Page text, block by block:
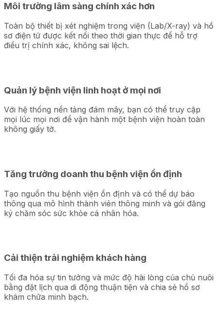
Môi trường lâm sàng chính xác hơn
Toàn bộ thiết bị xét nghiệm trong viện (Lab/X-ray) và hồ
sơ điện tử được kết nối theo thời gian thực để hỗ trợ
điều trị chính xác, không sai lệch.
Quản lý bệnh viện linh hoạt ở mọi nơi
Với hệ thống nền tảng đám mây, bạn có thể truy cập
mọi lúc mọi nơi để vận hành một bệnh viện hoàn toàn
không giấy tờ.
Tăng trưởng doanh thu bệnh viện ổn định
Tạo nguồn thu bệnh viện ổn định và có thể dự báo
thông qua mô hình thành viên thông minh và gói đăng
ký chăm sóc sức khỏe cá nhân hóa.
Cải thiện trải nghiệm khách hàng
Tối đa hóa sự tin tưởng và mức độ hài lòng của chủ nuôi
bằng đặt lịch qua di động thuận tiện và chia sẻ hồ sơ
khám chữa minh bạch.